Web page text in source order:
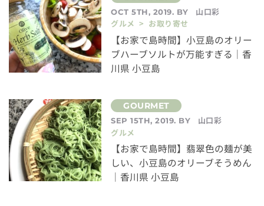
OCT 5TH, 2019. BY
山口彩
グルメ > お取り寄せ
【お家で島時間】小豆島のオリー
ブハーブソルトが万能すぎる｜香
川県 小豆島
SEP 15TH, 2019. BY
山口彩
グルメ
【お家で島時間】翡翠色の麺が美
しい、小豆島のオリーブそうめん
｜香川県 小豆島